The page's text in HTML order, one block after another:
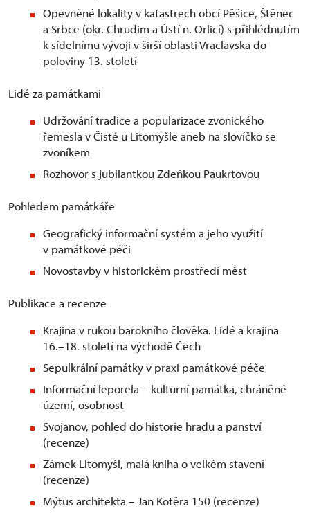
Opevněné lokality v katastrech obcí Pěšice, Štěnec
a Srbce (okr. Chrudim a Ústí n. Orlicí) s přihlédnutím
k sídelnímu vývoji v širší oblasti Vraclavska do
poloviny 13. století
Lidé za památkami
Udržování tradice a popularizace zvonického
řemesla v Čisté u Litomyšle aneb na slovíčko se
zvoníkem
Rozhovor s jubilantkou Zdeňkou Paukrtovou
Pohledem památkáře
Geografický informační systém a jeho využití
v památkové péči
Novostavby v historickém prostředí měst
Publikace a recenze
Krajina v rukou barokního člověka. Lidé a krajina
16.–18. století na východě Čech
Sepulkrální památky v praxi památkové péče
Informační leporela – kulturní památka, chráněné
území, osobnost
Svojanov, pohled do historie hradu a panství
(recenze)
Zámek Litomyšl, malá kniha o velkém stavení
(recenze)
Mýtus architekta – Jan Kotěra 150 (recenze)